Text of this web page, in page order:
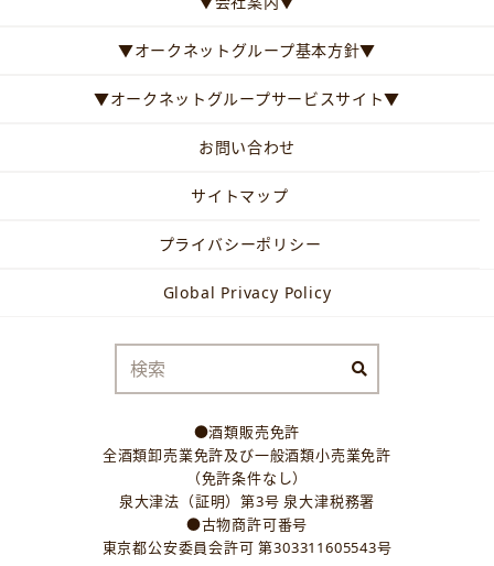
▼オークネットグループ基本方針▼
▼オークネットグループサービスサイト▼
お問い合わせ
サイトマップ
プライバシーポリシー
Global Privacy Policy
●酒類販売免許
全酒類卸売業免許及び一般酒類小売業免許
（免許条件なし）
泉大津法（証明）第3号 泉大津税務署
●古物商許可番号
東京都公安委員会許可 第303311605543号